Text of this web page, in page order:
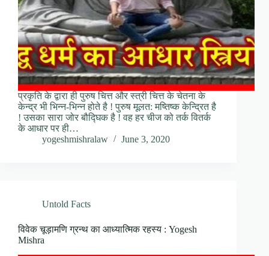
प्रकृति के द्वारा ही पुरुष चित्त और स्त्री चित्त के चेतना के
केन्द्र भी भिन्न-भिन्न होते है ! पुरुष मूलत: मष्तिष्क केन्द्रित है
! उसका सारा जोर बौद्घिक है ! वह हर चीज को तर्क वितर्क
के आधार पर ही…
yogeshmishralaw
June 3, 2020
Untold Facts
विवेक चूड़ामणि ग्रन्थ का आध्यात्मिक रहस्य : Yogesh
Mishra